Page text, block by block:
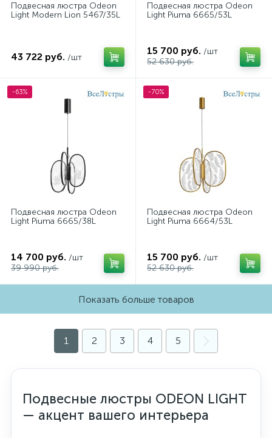
Подвесная люстра Odeon
Light Modern Lion 5467/35L
43 722 руб. /шт
Подвесная люстра Odeon
Light Piuma 6665/53L
15 700 руб. /шт
52 630 руб.
-63%
Подвесная люстра Odeon
Light Piuma 6665/38L
14 700 руб. /шт
39 990 руб.
-70%
Подвесная люстра Odeon
Light Piuma 6664/53L
15 700 руб. /шт
52 630 руб.
Показать больше товаров
1 2 3 4 5
Подвесные люстры ODEON LIGHT
— акцент вашего интерьера